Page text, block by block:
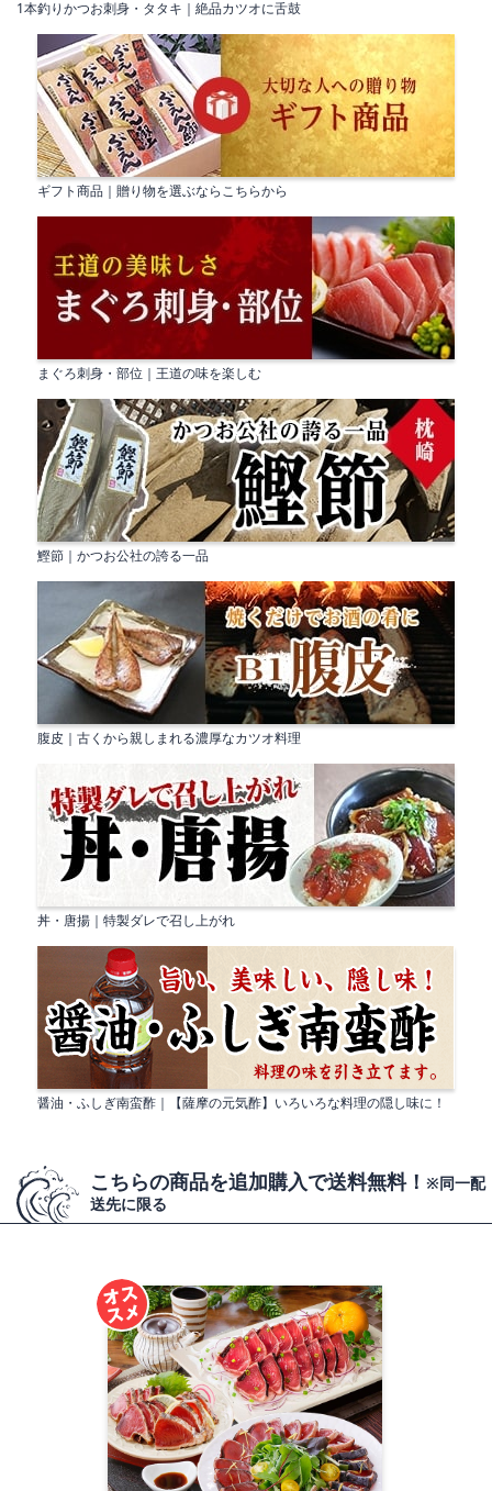
1本釣りかつお刺身・タタキ｜絶品カツオに舌鼓
ギフト商品｜贈り物を選ぶならこちらから
まぐろ刺身・部位｜王道の味を楽しむ
鰹節｜かつお公社の誇る一品
腹皮｜古くから親しまれる濃厚なカツオ料理
丼・唐揚｜特製ダレで召し上がれ
醤油・ふしぎ南蛮酢｜【薩摩の元気酢】いろいろな料理の隠し味に！
こちらの商品を追加購入で送料無料！ ※同一配
送先に限る